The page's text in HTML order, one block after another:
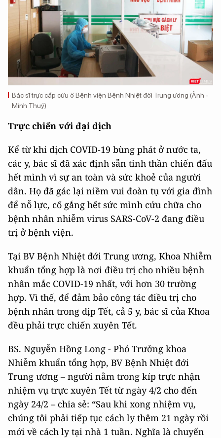
Bác sĩ trực cấp cứu ở Bệnh viện Bệnh Nhiệt đới Trung ương (Ảnh -
Minh Thuý)
Trực chiến với đại dịch
Kể từ khi dịch COVID-19 bùng phát ở nước ta,
các y, bác sĩ đã xác định sẵn tinh thần chiến đấu
hết mình vì sự an toàn và sức khoẻ của người
dân. Họ đã gác lại niềm vui đoàn tụ với gia đình
để nỗ lực, cố gắng hết sức mình cứu chữa cho
bệnh nhân nhiễm virus SARS-CoV-2 đang điều
trị ở bệnh viện.
Tại BV Bệnh Nhiệt đới Trung ương, Khoa Nhiễm
khuẩn tổng hợp là nơi điều trị cho nhiều bệnh
nhân mắc COVID-19 nhất, với hơn 30 trường
hợp. Vì thế, để đảm bảo công tác điều trị cho
bệnh nhân trong dịp Tết, cả 5 y, bác sĩ của Khoa
đều phải trực chiến xuyên Tết.
BS. Nguyễn Hồng Long - Phó Trưởng khoa
Nhiễm khuẩn tổng hợp, BV Bệnh Nhiệt đới
Trung ương – người nằm trong kíp trực nhận
nhiệm vụ trực xuyên Tết từ ngày 4/2 cho đến
ngày 24/2 – chia sẻ: “Sau khi xong nhiệm vụ,
chúng tôi phải tiếp tục cách ly thêm 21 ngày rồi
mới về cách ly tại nhà 1 tuần. Nghĩa là chuyến